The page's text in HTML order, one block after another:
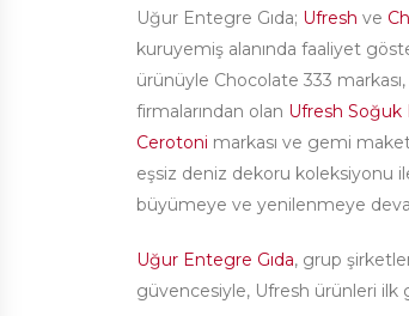
Uğur Entegre Gıda; Ufresh ve
kuruyemiş alanında faaliyet
ürünüyle Chocolate 333
firmalarından olan Ufresh Soğuk
Cerotoni markası ve gemi
eşsiz deniz dekoru koleksiyonu
büyümeye ve yenilenmeye
Uğur Entegre Gıda, grup
güvencesiyle, Ufresh ürünleri ilk